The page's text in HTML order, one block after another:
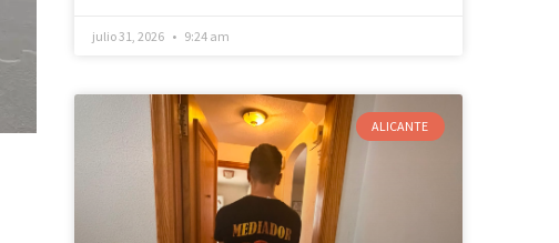
julio 31, 2026 9:24 am
ALICANTE